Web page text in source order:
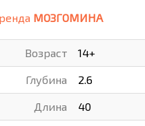
И ОСВЕЩЕНИЕ
МОЗГОМИНА
Возраст 14+
Глубина 2.6
Длина 40